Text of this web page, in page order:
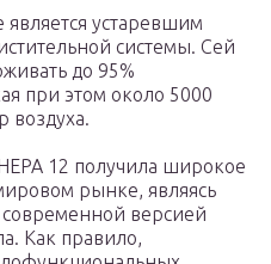
является устаревшим
системы. Сей
до 95%
при этом около 5000
воздуха.
12 получила широкое
рынке, являясь
версией
Как правило,